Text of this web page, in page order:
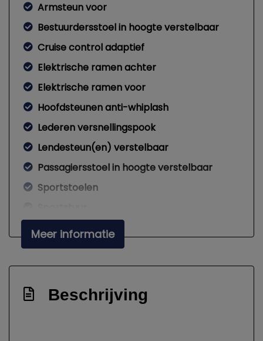
Armsteun voor
Bestuurdersstoel in hoogte verstelbaar
Cruise control adaptief
Elektrische ramen achter
Elektrische ramen voor
Hoofdsteunen anti-whiplash
Lederen versnellingspook
Lendesteun(en) verstelbaar
Passagiersstoel in hoogte verstelbaar
Sportstoelen
Stuur leder
Stuur verstelbaar
Stuurbekrachtiging snelheidsafhankelijk
Overige
Meer informatie
Beschrijving